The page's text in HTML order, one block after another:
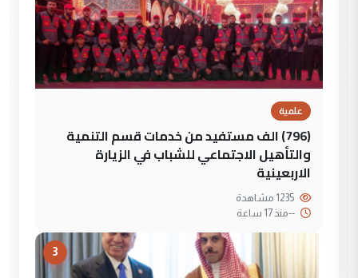
علمية
(796) الف مستفيد من خدمات قسم التنمية
والتأهيل الاجتماعي للشباب في الزيارة
الاربعينية
--منذ 17 ساعة
3